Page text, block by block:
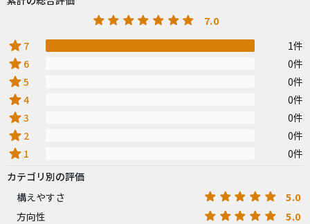
7.0
star 7 1件
star 6 0件
star5 0件
star4 0件
star3 0件
star 2 0件
star 1
0件
カテゴリ別の評価
構えやすさ
5.0
方向性 5.0